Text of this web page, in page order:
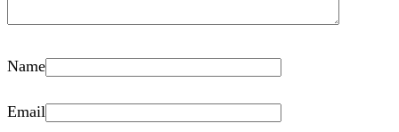
Name
Email